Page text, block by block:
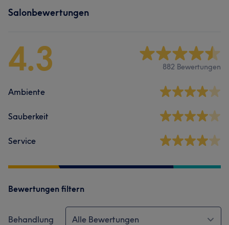
Salonbewertungen
4.3 882 Bewertungen
Ambiente
Sauberkeit
Service
Bewertungen filtern
Behandlung Alle Bewertungen